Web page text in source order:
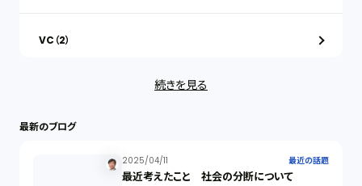
VC（2）
最近の話題（122）
続きを見る
最新のブログ
2025/04/11 最近の話題
最近考えたこと 社会の分断について